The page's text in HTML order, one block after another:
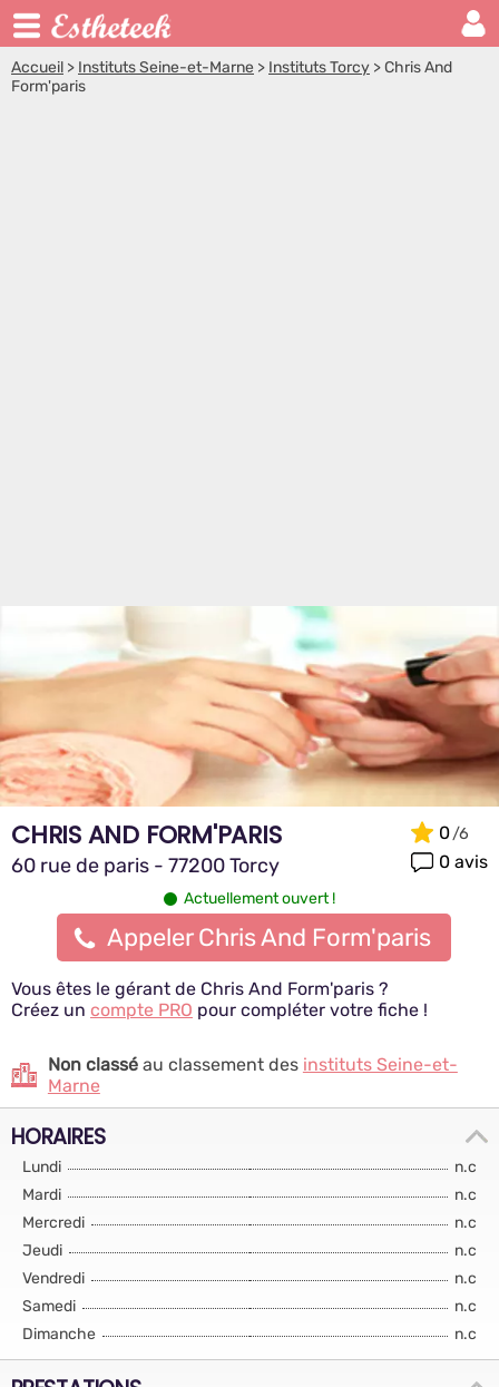
Accueil > Instituts Seine-et-Marne > Instituts Torcy >Chris And
Form'paris
CHRIS AND FORM'PARIS
60 rue de paris - 77200 Torcy
0
0 avis
Actuellement ouvert !
Appeler Chris And Form'paris
Vous êtes le gérant de Chris And Form'paris ?
Créez un compte PRO pour compléter votre fiche !
Non classéau classement des instituts Seine-et-
Marne
HORAIRES
Lundi
n.c
Mardi
n.c
Mercredi
n.c
Jeudi
n.c
Vendredi
n.c
Samedi
n.c
Dimanche
n.c